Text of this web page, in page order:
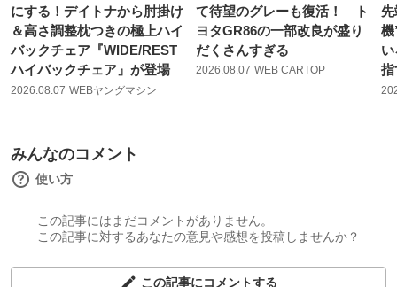
にする！デイトナから肘掛け
＆高さ調整枕つきの極上ハイ
バックチェア『WIDE/REST
ハイバックチェア』が登場
2026.08.07 WEBヤングマシン
て待望のグレーも復活！ ト
ヨタGR86の一部改良が盛り
だくさんすぎる
2026.08.07 WEB CARTOP
先
機
指
みんなのコメント
使い方
この記事にはまだコメントがありません。
この記事に対するあなたの意見や感想を投稿しませんか？
この記事にコメントする